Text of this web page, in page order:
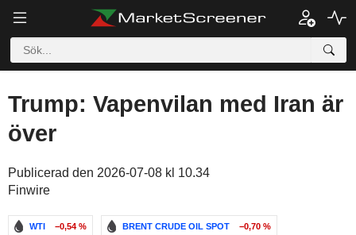
Trump: Vapenvilan med Iran är
över
Publicerad den 2026-07-08 kl 10.34
Finwire
WTI −0,54 % BRENT CRUDE OIL SPOT −0,70 %